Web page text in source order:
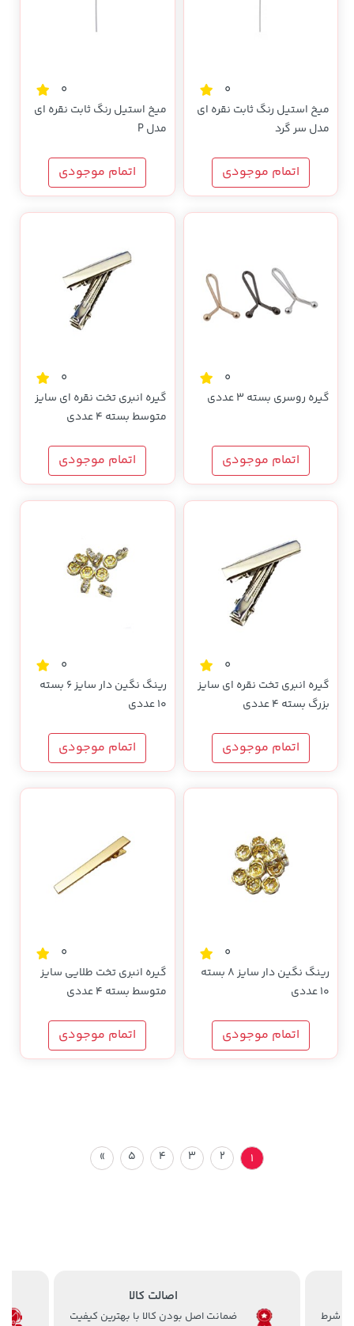
0
میخ استیل رنگ ثابت نقره ای
مدل سر گرد
اتمام موجودی
0
میخ استیل رنگ ثابت نقره ای
مدل P
اتمام موجودی
0
گیره روسری بسته 3 عددی
اتمام موجودی
0
گیره انبری تخت نقره ای سایز
متوسط بسته 4 عددی
اتمام موجودی
0
گیره انبری تخت نقره ای سایز
بزرگ بسته 4 عددی
اتمام موجودی
0
رینگ نگین دار سایز 6 بسته
10 عددی
اتمام موجودی
0
رینگ نگین دار سایز 8 بسته
10 عددی
اتمام موجودی
0
گیره انبری تخت طلایی سایز
متوسط بسته 4 عددی
اتمام موجودی
1
2
3
4
5
»
اصالت کالا
ضمانت اصل بودن کالا با بهترین کیفیت